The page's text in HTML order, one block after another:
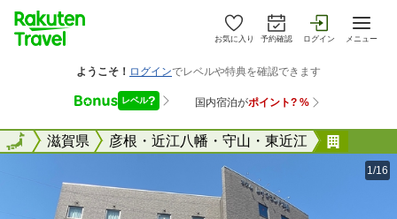
お気に入り 予約確認 ログイン メニュー
全国滋賀県 彦根・近江八幡・守山・東近江
全国
1/16